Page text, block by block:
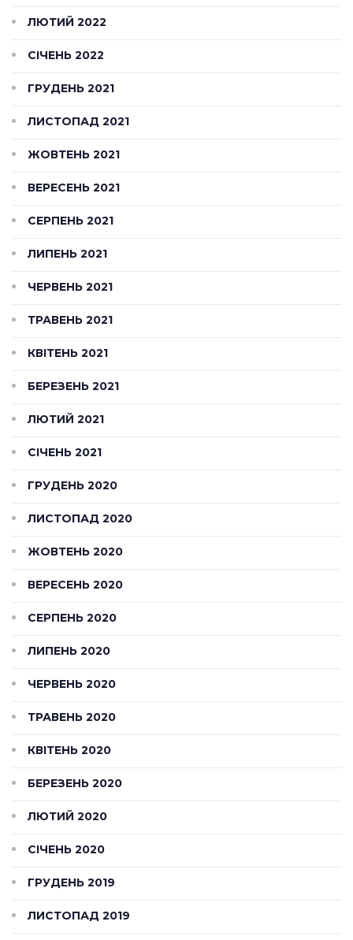
ЛЮТИЙ 2022
СІЧЕНЬ 2022
ГРУДЕНЬ 2021
ЛИСТОПАД 2021
ЖОВТЕНЬ 2021
ВЕРЕСЕНЬ 2021
СЕРПЕНЬ 2021
ЛИПЕНЬ 2021
ЧЕРВЕНЬ 2021
ТРАВЕНЬ 2021
КВІТЕНЬ 2021
БЕРЕЗЕНЬ 2021
ЛЮТИЙ 2021
СІЧЕНЬ 2021
ГРУДЕНЬ 2020
ЛИСТОПАД 2020
ЖОВТЕНЬ 2020
ВЕРЕСЕНЬ 2020
СЕРПЕНЬ 2020
ЛИПЕНЬ 2020
ЧЕРВЕНЬ 2020
ТРАВЕНЬ 2020
КВІТЕНЬ 2020
БЕРЕЗЕНЬ 2020
ЛЮТИЙ 2020
СІЧЕНЬ 2020
ГРУДЕНЬ 2019
ЛИСТОПАД 2019